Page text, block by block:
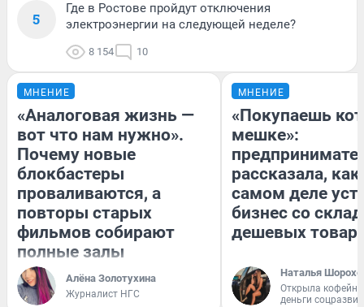
5
Где в Ростове пройдут отключения
электроэнергии на следующей неделе?
8 154 10
МНЕНИЕ
«Аналоговая жизнь —
вот что нам нужно».
Почему новые
блокбастеры
проваливаются, а
повторы старых
фильмов собирают
полные залы
Алёна Золотухина
Журналист НГС
МНЕНИЕ
«Покупаешь
мешке»:
рассказала, как
самом деле
бизнес со
дешевых
Наталья
Открыла
деньги